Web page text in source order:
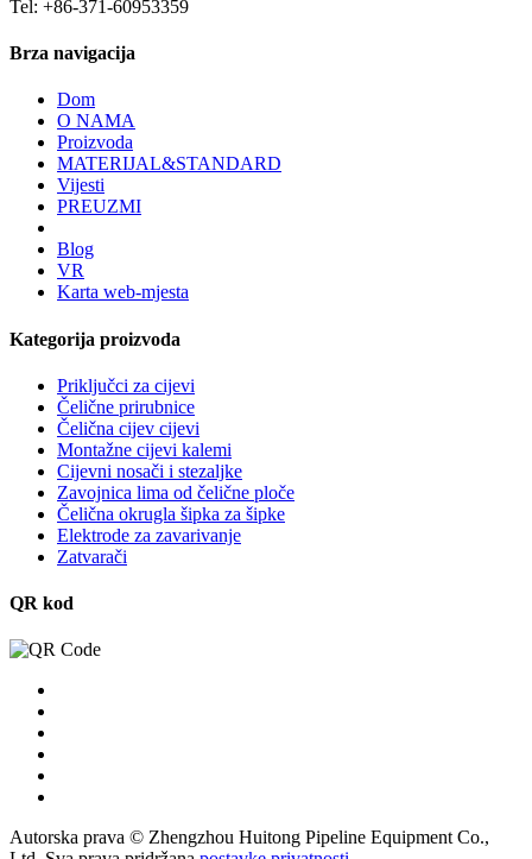
Tel: +86-371-60953359
Brza navigacija
Dom
O NAMA
Proizvoda
MATERIJAL&STANDARD
Vijesti
PREUZMI
Blog
VR
Karta web-mjesta
Kategorija proizvoda
Priključci za cijevi
Čelične prirubnice
Čelična cijev cijevi
Montažne cijevi kalemi
Cijevni nosači i stezaljke
Zavojnica lima od čelične ploče
Čelična okrugla šipka za šipke
Elektrode za zavarivanje
Zatvarači
QR kod
Autorska prava © Zhengzhou Huitong Pipeline Equipment Co.,